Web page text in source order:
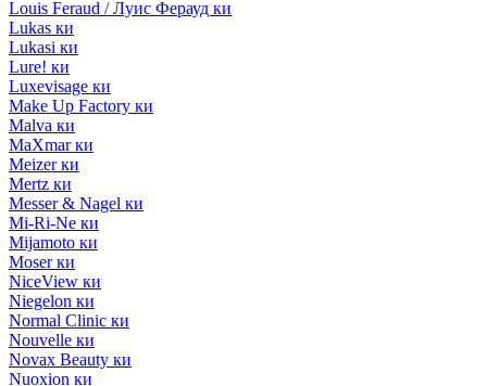
Louis Feraud / Луис Ферауд ки
Lukas ки
Lukasi ки
Lure! ки
Luxevisage ки
Make Up Factory ки
Malva ки
MaXmar ки
Meizer ки
Mertz ки
Messer & Nagel ки
Mi-Ri-Ne ки
Mijamoto ки
Moser ки
NiceView ки
Niegelon ки
Normal Clinic ки
Nouvelle ки
Novax Beauty ки
Nuoxion ки